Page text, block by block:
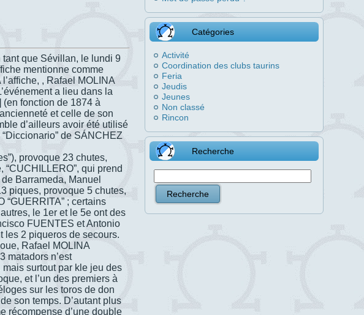
que Sévillan, le lundi 9
mentionne comme
, Rafael MOLINA
a lieu dans la
fonction de 1874 à
et celle de son
d’ailleurs avoir été utilisé
de SÁNCHEZ
provoque 23 chutes,
qui prend
Barrameda, Manuel
piques, provoque 5 chutes,
“GUERRITA” ; certains
le 1er et le 5e ont des
FUENTES et Antonio
les 2 piqueros de secours.
Rafael MOLINA
matadors n’est
surtout par kle jeu des
et l’un des premiers à
sur les toros de don
son temps. D’autant plus
récompense d’une double
Catégories
Activité
Coordination des clubs taurins
Feria
Jeudis
Jeunes
Non classé
Rincon
Recherche